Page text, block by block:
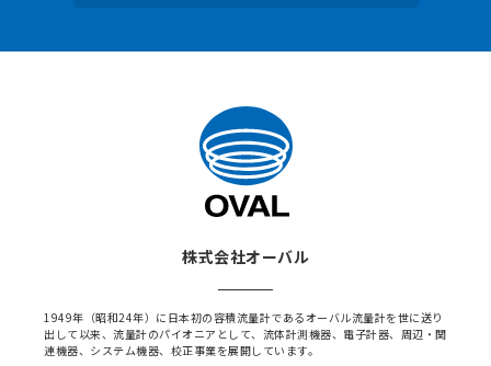
株式会社オーバル
1949年（昭和24年）に日本初の容積流量計であるオーバル流量計を世に送り
出して以来、流量計のパイオニアとして、流体計測機器、電子計器、周辺・関
連機器、システム機器、校正事業を展開しています。